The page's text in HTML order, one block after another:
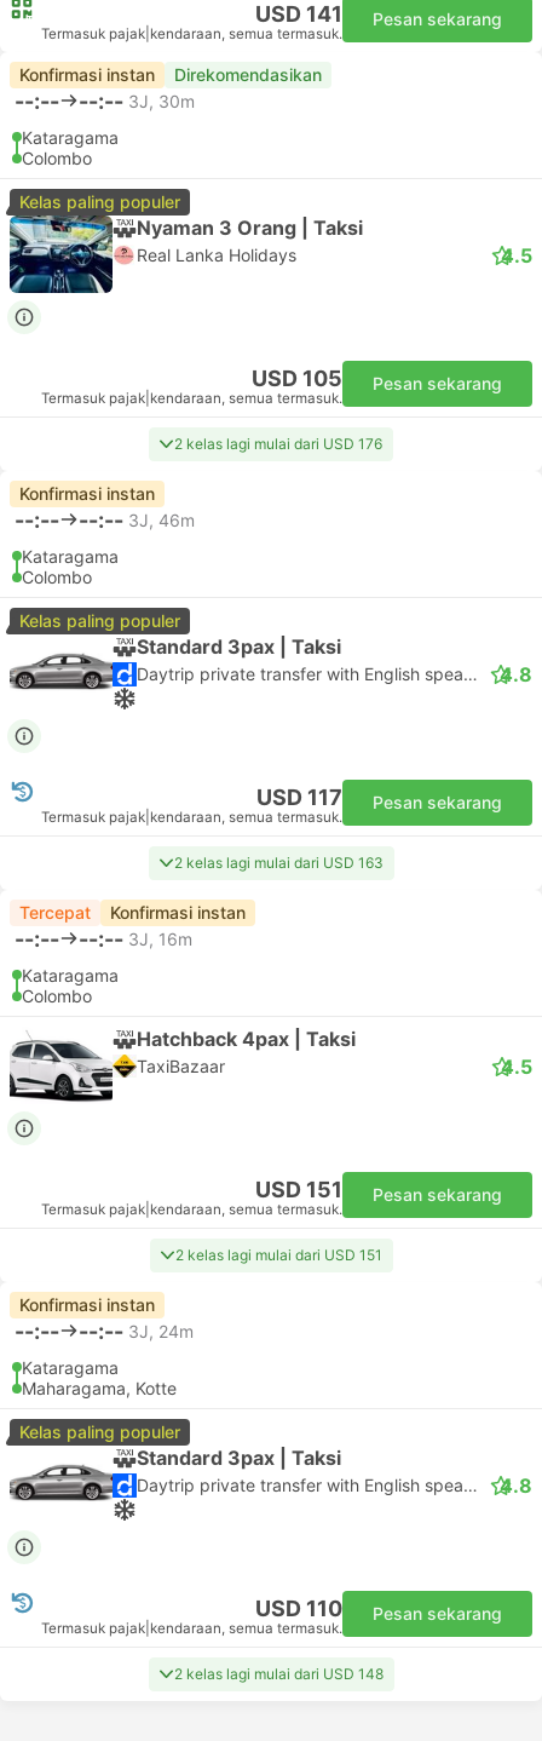
USD 141
Termasuk pajak kendaraan, semua termasuk.
Pesan sekarang
Konfirmasi instan Direkomendasikan
--:-- --:-- 3J, 30m
Kataragama
Colombo
Kelas paling populer
Nyaman 3 Orang | Taksi
Real Lanka Holidays 4.5
USD 105
Termasuk pajak kendaraan, semua termasuk.
Pesan sekarang
2 kelas lagi mulai dari USD 176
Konfirmasi instan
--:-- --:-- 3J, 46m
Kataragama
Colombo
Kelas paling populer
Standard 3pax | Taksi
Daytrip private transfer with English speaking driver 4.8
USD 117
Termasuk pajak kendaraan, semua termasuk.
Pesan sekarang
2 kelas lagi mulai dari USD 163
Tercepat Konfirmasi instan
--:-- --:-- 3J, 16m
Kataragama
Colombo
Hatchback 4pax | Taksi
TaxiBazaar 4.5
USD 151
Termasuk pajak kendaraan, semua termasuk.
Pesan sekarang
2 kelas lagi mulai dari USD 151
Konfirmasi instan
--:-- --:-- 3J, 24m
Kataragama
Maharagama, Kotte
Kelas paling populer
Standard 3pax | Taksi
Daytrip private transfer with English speaking driver 4.8
USD 110
Termasuk pajak kendaraan, semua termasuk.
Pesan sekarang
2 kelas lagi mulai dari USD 148